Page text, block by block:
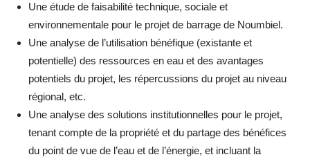
Une étude de faisabilité technique, sociale et
environnementale pour le projet de barrage de Noumbiel.
Une analyse de l’utilisation bénéfique (existante et
potentielle) des ressources en eau et des avantages
potentiels du projet, les répercussions du projet au niveau
régional, etc.
Une analyse des solutions institutionnelles pour le projet,
tenant compte de la propriété et du partage des bénéfices
du point de vue de l’eau et de l’énergie, et incluant la